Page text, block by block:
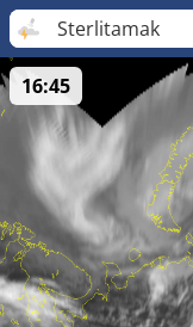
Sterlitamak
16:45